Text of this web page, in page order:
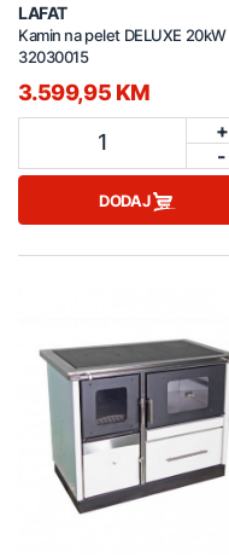
LAFAT
Kamin na pelet DELUXE 20kW
32030015
3.599,95 KM
1
+
-
DODAJ